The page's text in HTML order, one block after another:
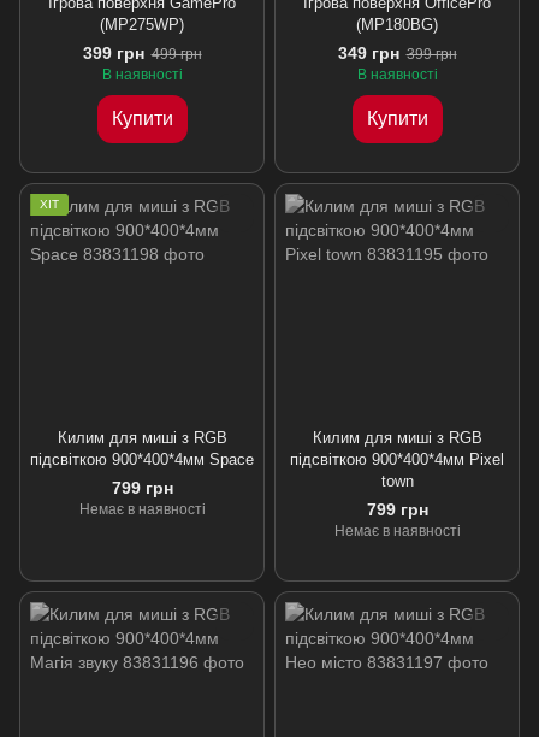
(MP275WP)
399 грн 499 грн
В наявності
Купити
(MP180BG)
349 грн 399 грн
В наявності
Купити
ХІТ
Килим для миші з RGB
підсвіткою 900*400*4мм Space
799 грн
Немає в наявності
Килим для миші з RGB
підсвіткою 900*400*4мм Pixel
town
799 грн
Немає в наявності